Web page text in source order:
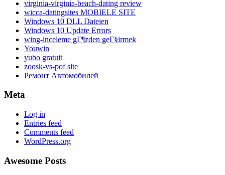
virginia-virginia-beach-dating review
wicca-datingsites MOBIELE SITE
Windows 10 DLL Dateien
Windows 10 Update Errors
wing-inceleme gГ¶zden geГ§irmek
Youwin
yubo gratuit
zoosk-vs-pof site
Ремонт Автомобилей
Meta
Log in
Entries feed
Comments feed
WordPress.org
Awesome Posts